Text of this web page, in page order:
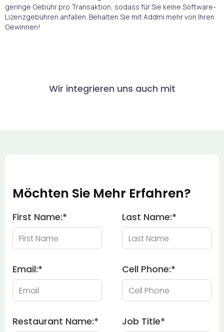
geringe Gebühr pro Transaktion, sodass für Sie keine Software-
Lizenzgebühren anfallen. Behalten Sie mit Addmi mehr von Ihren
Gewinnen!
Wir integrieren uns auch mit
Möchten Sie Mehr Erfahren?
First Name:* Last Name:*
Email:* Cell Phone:*
Restaurant Name:* Job Title*